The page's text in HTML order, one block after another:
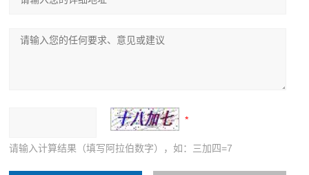
请输入计算结果（填写阿拉伯数字），如：三加四=7